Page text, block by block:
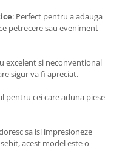
: Perfect pentru a adauga
petrecere sau eveniment
excelent si neconventional
sigur va fi apreciat.
pentru cei care aduna piese
sa isi impresioneze
acest model este o